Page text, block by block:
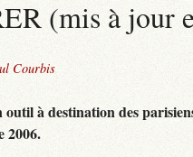
(mis à jour
Courbis
à destination des
2006.